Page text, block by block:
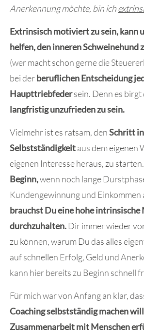
Anerkennung möchte, bin ich
Extrinsisch motiviert zu sein, kann
helfen, den inneren Schweinehund
(wer macht schon gerne die
bei derberuflichen Entscheidung
Haupttriebfedersein. Denn es birgt
langfristig unzufrieden zu sein.
Vielmehr ist es ratsam, denSchritt
Selbstständigkeitaus dem eigenen
eigenen Interesse heraus, zu starten.
Beginn,wenn noch lange
Kundengewinnung und
brauchst Du eine hohe
durchzuhalten. Dir immer wieder
zu können, warum Du das alles
auf schnellen Erfolg, Geld und
kann hier bereits zu Beginn schnell
Für mich war von Anfang an klar,
Coaching selbstständig machen will
Zusammenarbeit mit Menschen